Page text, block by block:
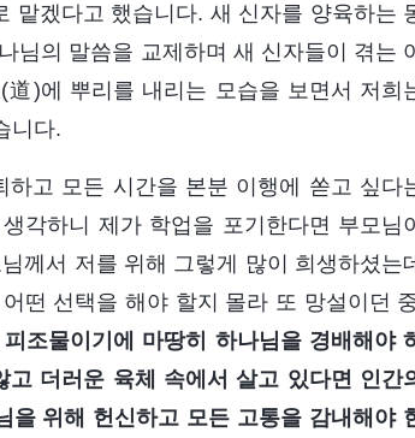
맡겠다고 했습니다. 새 신자를 양육하는
님의 말씀을 교제하며 새 신자들이 겪는
)에 뿌리를 내리는 모습을 보면서 저희
니다.
고 모든 시간을 본분 이행에 쏟고 싶다
각하니 제가 학업을 포기한다면 부모님이
께서 저를 위해 그렇게 많이 희생하셨는데
떤 선택을 해야 할지 몰라 또 망설이던
피조물이기에 마땅히 하나님을 경배해야
더러운 육체 속에서 살고 있다면 인간
을 위해 헌신하고 모든 고통을 감내해야